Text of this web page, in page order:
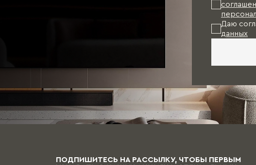
Даю
данных
ПОДПИШИТЕСЬ НА РАССЫЛКУ, ЧТОБЫ ПЕРВЫМ